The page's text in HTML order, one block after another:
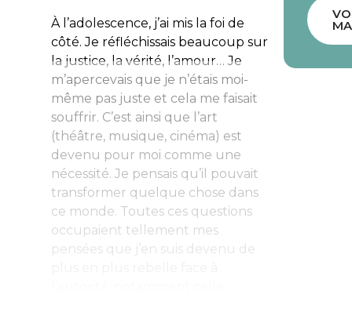
À l’adolescence, j’ai mis la foi de
côté. Je réfléchissais beaucoup sur
la justice, la vérité, l’amour… Je
m’apercevais que je n’étais moi-
même pas juste et cela me faisait
souffrir. C’est ainsi que l’art
(théâtre, musique, cinéma) est
devenu pour moi comme une
nécessité. Je pensais qu’il pouvait
transformer quelque chose dans
ce monde. Toutes ces questions
occupaient tellement mes
pensées que j’en suis devenu de